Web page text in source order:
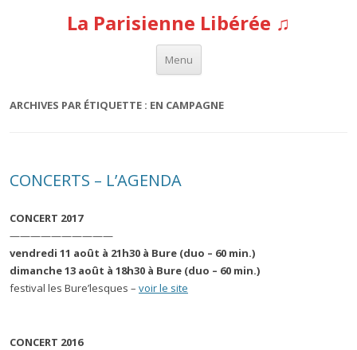
La Parisienne Libérée ♫
Menu
Aller au contenu
ARCHIVES PAR ÉTIQUETTE : EN CAMPAGNE
CONCERTS – L’AGENDA
CONCERT 2017
——————————
vendredi 11 août à 21h30 à Bure (duo – 60 min.)
dimanche 13 août à 18h30 à Bure (duo – 60 min.)
festival les Bure’lesques – voir le site
CONCERT 2016